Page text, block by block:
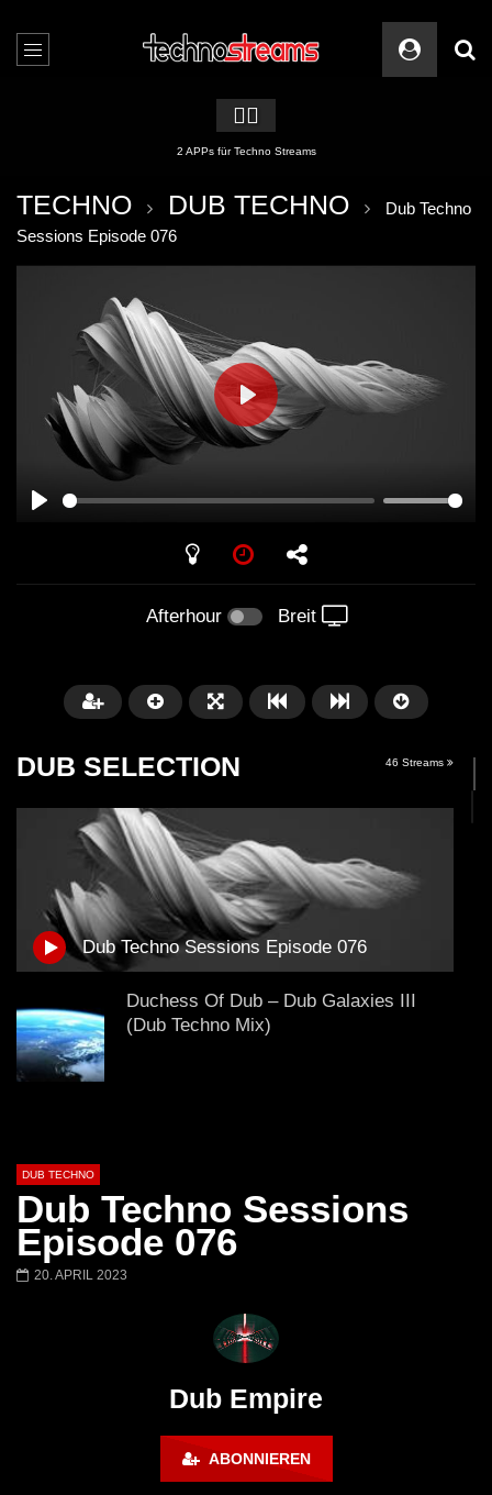
🏳️‍🌈
2 APPs für Techno Streams
TECHNO DUB TECHNO
Dub Techno
Sessions Episode 076
PLAY
Afterhour Breit
Später
01:11:24
Dub Techno Music Set In The Mix
# 37 By Klaüs.
Thru It
DUB SELECTION 46 Streams
Dub Techno Sessions Episode 076
Duchess Of Dub – Dub Galaxies III
(Dub Techno Mix)
Dub Techno Music Set In The Mix #14
By Klaüs.
FINGERS IN THE NOISE – Deep and
dub techno mix – Muzaikfm 038
Dub Techno Sessions Episode 055
DUB TECHNO
Dub Techno Sessions
Episode 076
20. APRIL 2023
Dub Empire
ABONNIEREN